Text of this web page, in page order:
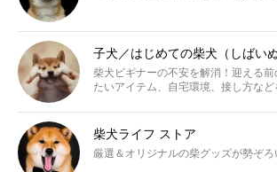
子犬／はじめての柴犬（しばいぬ
柴犬ビギナーの不安を解消！迎える
たいアイテム、自宅環境、接し方な
柴犬ライフ ストア
厳選＆オリジナルの柴グッズが勢ぞろ